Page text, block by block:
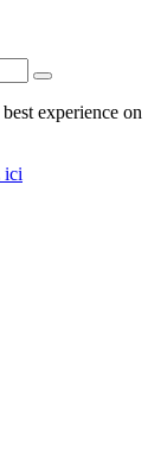
experience on
ici